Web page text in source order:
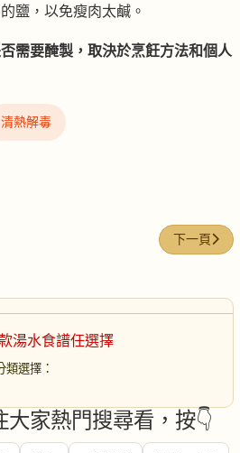
鹽，以免瘦肉太鹹。
需要醃製，取決於烹飪方法和個人
清熱解毒
下一篇文章
下一頁
湯水食譜任選擇
類選擇 ：
家熱門搜尋看，按👇